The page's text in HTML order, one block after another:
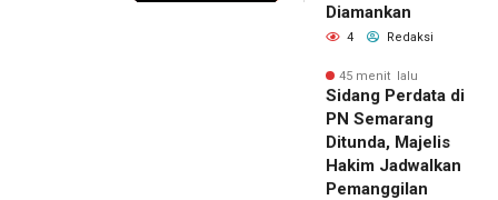
Diamankan
4 Redaksi
45 menit lalu
Sidang Perdata di
PN Semarang
Ditunda, Majelis
Hakim Jadwalkan
Pemanggilan